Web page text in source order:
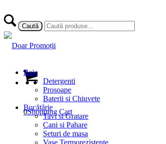
0Shopping Cart
Baie
Detergenti
Prosoape
Baterii si Chiuvete
Bucătărie
Tavi si Gratare
Cani si Pahare
Seturi de masa
Vase Termorezistente